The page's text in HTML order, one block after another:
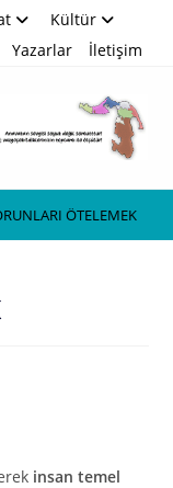
Kültür
Yazarlar İletişim
ÖTELEMEK
insan temel